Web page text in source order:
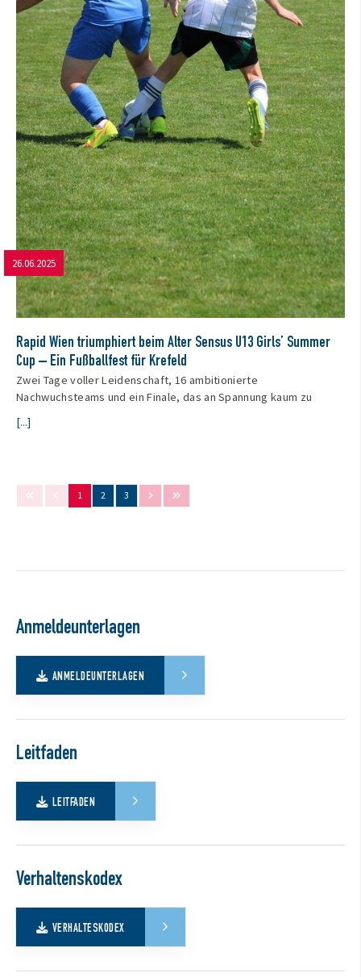
26.06.2025
Rapid Wien triumphiert beim Alter Sensus U13 Girls’ Summer
Cup – Ein Fußballfest für Krefeld
Zwei Tage voller Leidenschaft, 16 ambitionierte
Nachwuchsteams und ein Finale, das an Spannung kaum zu
[...]
1 2 3
Anmeldeunterlagen
ANMELDEUNTERLAGEN
Leitfaden
LEITFADEN
Verhaltenskodex
VERHALTESKODEX